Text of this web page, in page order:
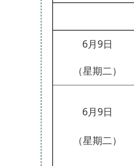
6月9日
（星期二）
6月9日
（星期二）